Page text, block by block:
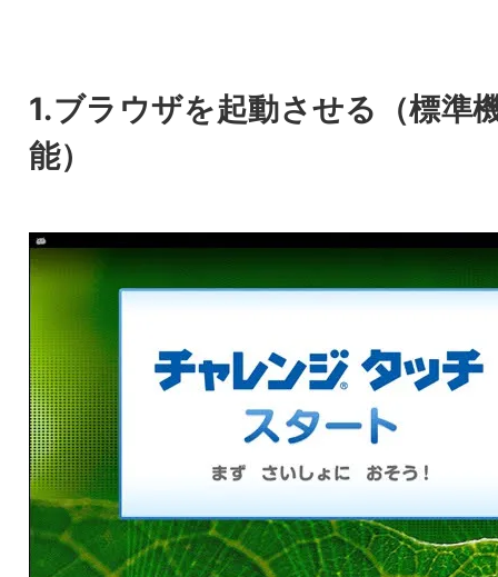
1.ブラウザを起動させる（標準
能）